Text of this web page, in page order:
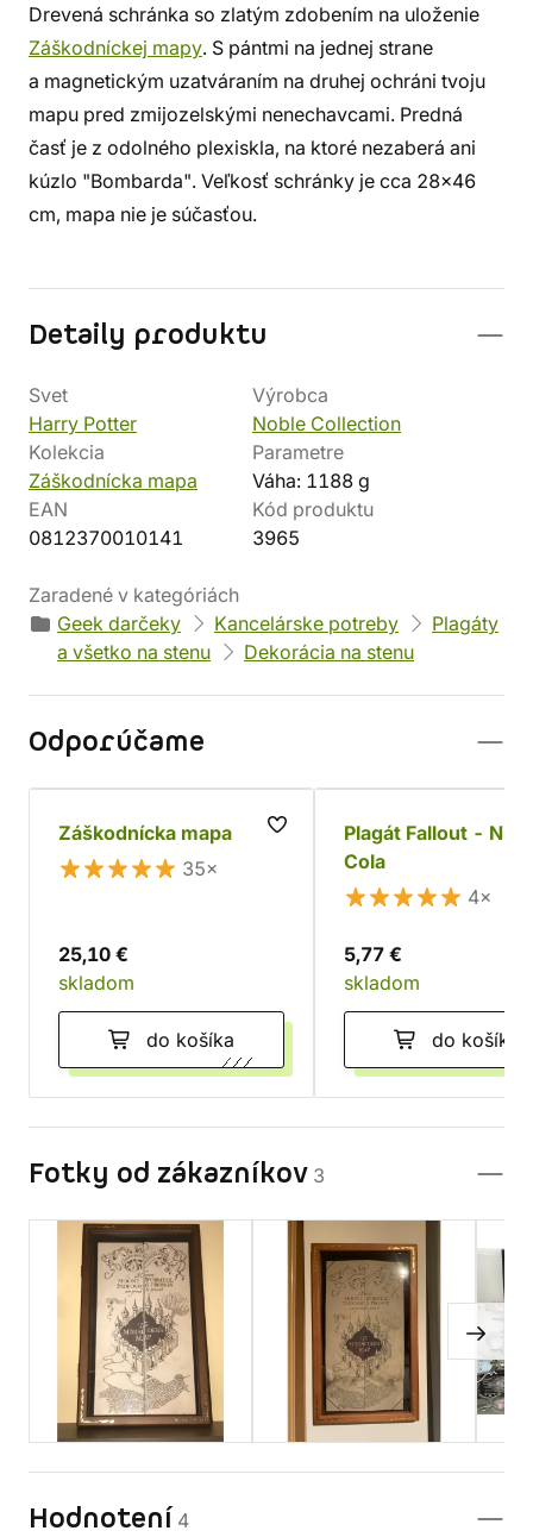
Drevená schránka so zlatým zdobením na uloženie
Záškodníckej mapy. S pántmi na jednej strane
a magnetickým uzatváraním na druhej ochráni tvoju
mapu pred zmijozelskými nenechavcami. Predná
časť je z odolného plexiskla, na ktoré nezaberá ani
kúzlo "Bombarda". Veľkosť schránky je cca 28x46
cm, mapa nie je súčasťou.
Detaily produktu
Svet
Harry Potter
Výrobca
Noble Collection
Kolekcia
Záškodnícka mapa
Parametre
Váha: 1188 g
EAN
0812370010141
Kód produktu
3965
Zaradené v kategóriách
Geek darčeky
Kancelárske potreby
Plagáty
a všetko na stenu
Dekorácia na stenu
Odporúčame
Záškodnícka mapa
35×
25,10 €
skladom
do košíka
Plagát Fallout -
Cola
4×
5,77 €
skladom
do košíka
Fotky od zákazníkov 3
Hodnotení 4